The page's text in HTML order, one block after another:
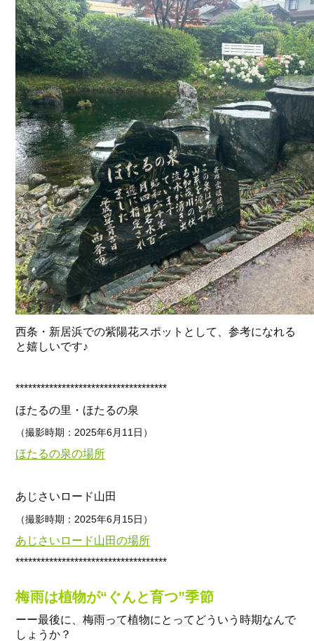
西条・新居浜での紫陽花スポットとして、参考になれる
と嬉しいです♪
************************************
ほたるの里・ほたるの泉
（撮影時期：2025年6月11日）
ほたるの泉の場所
あじさいロード山田
（撮影時期：2025年6月15日）
あじさいロード山田の場所
************************************
梅雨は植物が“ぐんと育つ”季節
ーー最後に、梅雨って植物にとってどういう時期なんで
しょうか？